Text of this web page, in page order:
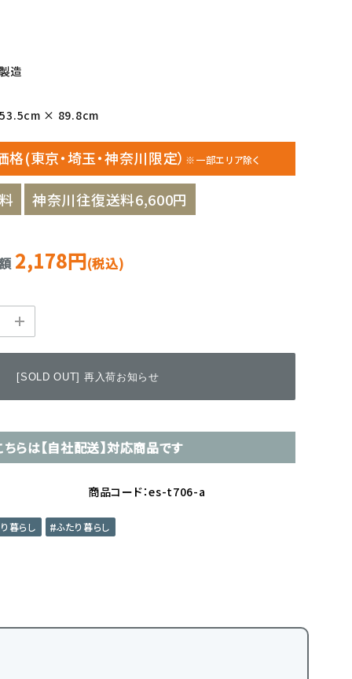
造
53.5cm × 89.8cm
格(東京・埼玉・神奈川限定） ※一部エリア除く
神奈川往復送料6,600円
2,178円(税込)
[SOLD OUT] 再入荷お知らせ
ちらは【自社配送】対応商品です
商品コード：es-t706-a
暮らし ふたり暮らし